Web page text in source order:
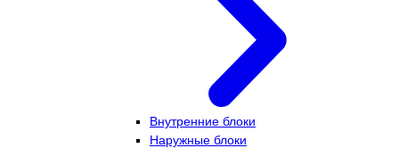
Внутренние блоки
Наружные блоки